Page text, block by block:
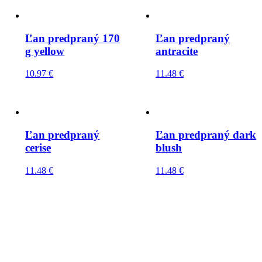
Ľan predpraný 170
g yellow
10.97€
Ľan predpraný
antracite
11.48€
Ľan predpraný
cerise
11.48€
Ľan predpraný dark
blush
11.48€